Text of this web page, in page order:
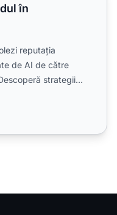
în
reputația
de AI de către
strategii